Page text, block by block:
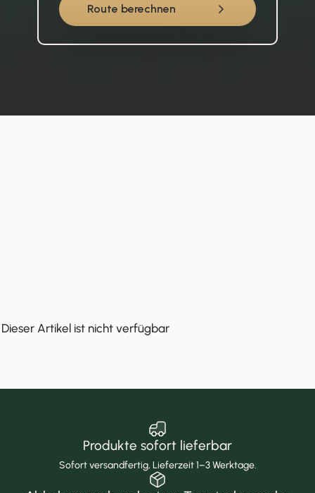
Route berechnen
Dieser Artikel ist nicht verfügbar
Produkte sofort lieferbar
Sofort versandfertig, Lieferzeit 1–3 Werktage.